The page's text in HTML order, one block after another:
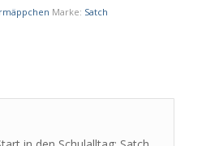
Marke: Satch